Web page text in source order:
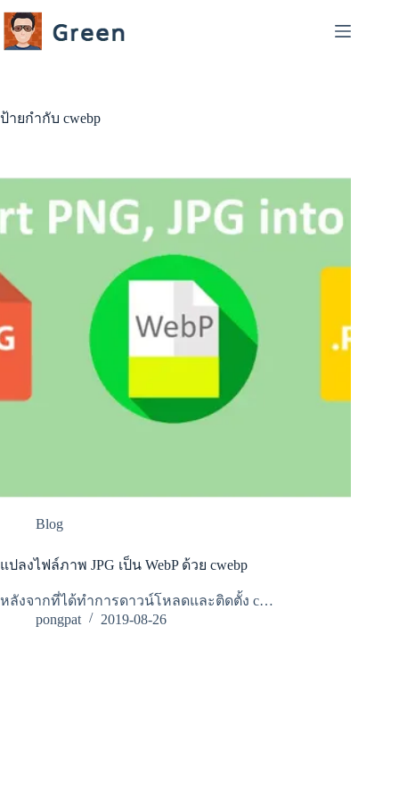
to
content
ป้ายกำกับ cwebp
Blog
แปลงไฟล์ภาพ JPG เป็น WebP ด้วย cwebp
หลังจากที่ได้ทำการดาวน์โหลดและติดตั้ง c…
pongpat
2019-08-26